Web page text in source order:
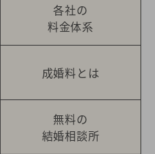
各社の
料金体系
成婚料とは
無料の
結婚相談所